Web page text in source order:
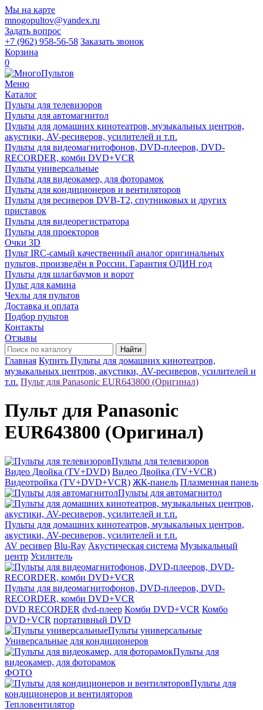
Мы на карте
mnogopultov@yandex.ru
Задать вопрос
+7 (962) 958-56-58 Заказать звонок
Корзина
0
Меню
Каталог
Пульты для телевизоров
Пульты для автомагнитол
Пульты для домашних кинотеатров, музыкальных центров,
акустики, AV-ресиверов, усилителей и т.п.
Пульты для видеомагнитофонов, DVD-плееров, DVD-
RECORDER, комби DVD+VCR
Пульты универсальные
Пульты для видеокамер, для фоторамок
Пульты для кондиционеров и вентиляторов
Пульты для ресиверов DVB-T2, спутниковых и других
приставок
Пульты для видеорегистратора
Пульты для проекторов
Очки 3D
Пульт IRC-самый качественный аналог оригинальных
пультов, произведён в России. Гарантия ОДИН год
Пульты для шлагбаумов и ворот
Пульт для камина
Чехлы для пультов
Доставка и оплата
Подбор пультов
Контакты
Отзывы
Найти
Главная Купить Пульты для домашних кинотеатров,
музыкальных центров, акустики, AV-ресиверов, усилителей и
т.п. Пульт для Panasonic EUR643800 (Оригинал)
Пульт для Panasonic
EUR643800 (Оригинал)
Пульты для телевизоров
Видео Двойка (TV+DVD) Видео Двойка (TV+VCR)
Видеотройка (TV+DVD+VCR) ЖК-панель Плазменная панель
Пульты для автомагнитол
Пульты для домашних кинотеатров, музыкальных центров,
акустики, AV-ресиверов, усилителей и т.п.
AV ресивер Blu-Ray Акустическая система Музыкальный
центр Усилитель
Пульты для видеомагнитофонов, DVD-плееров, DVD-
RECORDER, комби DVD+VCR
DVD RECORDER dvd-плеер Комби DVD+VCR Комбо
DVD+VCR портативный DVD
Пульты универсальные
Универсальные для кондиционеров
Пульты для
видеокамер, для фоторамок
ФОТО
Пульты для
кондиционеров и вентиляторов
Тепловентилятор